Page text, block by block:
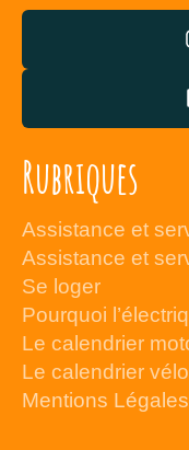
Rubriques
Assistance et
Assistance et
Se loger
Pourquoi
Le calendrier
Le calendrier vélo
Mentions Légales